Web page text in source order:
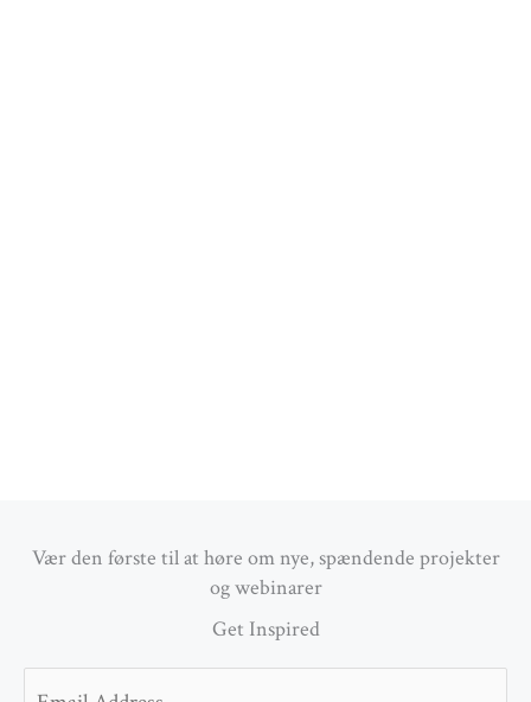
Vær den første til at høre om nye, spændende projekter
og webinarer
Get Inspired